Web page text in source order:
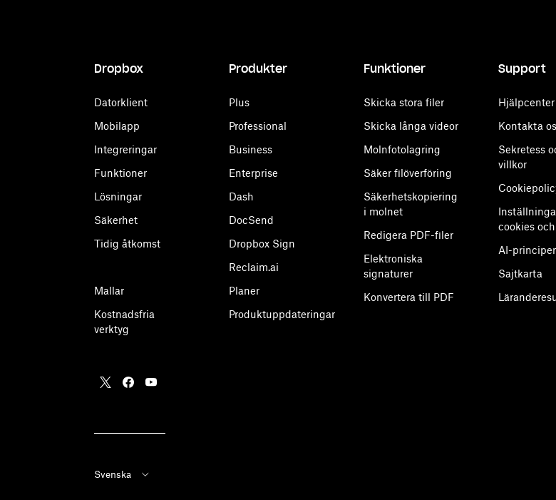
Dropbox
Datorklient
Mobilapp
Integreringar
Funktioner
Lösningar
Säkerhet
Tidig åtkomst
Mallar
Kostnadsfria
verktyg
Produkter
Plus
Professional
Business
Enterprise
Dash
DocSend
Dropbox Sign
Reclaim.ai
Planer
Produktuppdateringar
Funktioner
Skicka stora filer
Skicka långa videor
Molnfotolagring
Säker filöverföring
Säkerhetskopiering
i molnet
Redigera PDF-filer
Elektroniska
signaturer
Konvertera till PDF
Support
Hjälpcenter
Kontakta
Sekretess
villkor
cookies
AI-principer
Sajtkarta
Svenska